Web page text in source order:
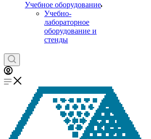
Учебное оборудование
Учебно-
лабораторное
оборудование и
стенды